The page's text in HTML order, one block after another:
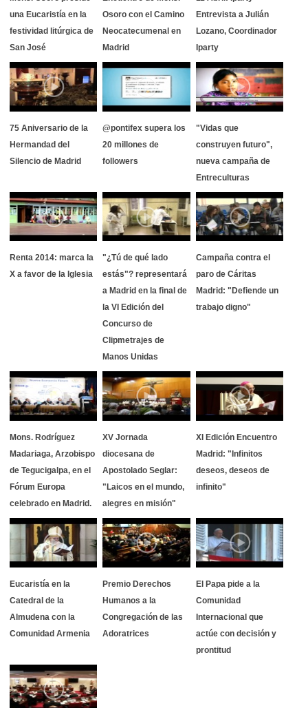
una Eucaristía en la
festividad litúrgica de
San José
Osoro con el Camino
Neocatecumenal en
Madrid
Entrevista a Julián
Lozano, Coordinador
Iparty
75 Aniversario de la
Hermandad del
Silencio de Madrid
@pontifex supera los
20 millones de
followers
"Vidas que
construyen futuro",
nueva campaña de
Entreculturas
Renta 2014: marca la
X a favor de la Iglesia
"¿Tú de qué lado
estás"? representará
a Madrid en la final de
la VI Edición del
Concurso de
Clipmetrajes de
Manos Unidas
Campaña contra el
paro de Cáritas
Madrid: "Defiende un
trabajo digno"
Mons. Rodríguez
Madariaga, Arzobispo
de Tegucigalpa, en el
Fórum Europa
celebrado en Madrid.
XV Jornada
diocesana de
Apostolado Seglar:
"Laicos en el mundo,
alegres en misión"
XI Edición Encuentro
Madrid: "Infinitos
deseos, deseos de
infinito"
Eucaristía en la
Catedral de la
Almudena con la
Comunidad Armenia
Premio Derechos
Humanos a la
Congregación de las
Adoratrices
El Papa pide a la
Comunidad
Internacional que
actúe con decisión y
prontitud